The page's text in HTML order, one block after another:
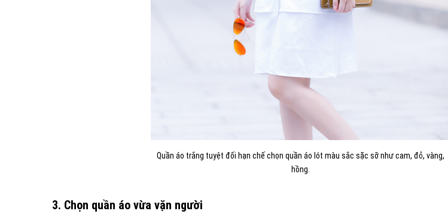
Quần áo trắng tuyệt đối hạn chế chọn quần áo lót màu sắc sặc sỡ như cam, đỏ, vàng,
hồng.
3. Chọn quần áo vừa vặn người